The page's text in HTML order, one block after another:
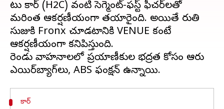
టు కార్ (H2C) వంటి సెగ్మెంట్-ఫస్ట్ ఫీచర్‌లతో
మరింత ఆకర్షణీయంగా తయారైంది. అయితే మారుతి
సుజుకి Fronx చూడటానికి VENUE కంటే
ఆకర్షణీయంగా కనిపిస్తుంది.
రెండు వాహనాలలో ప్రయాణీకుల భద్రత కోసం ఆరు
కార్